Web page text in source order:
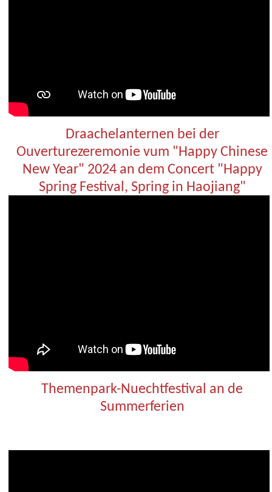
Draachelanternen bei der
Ouverturezeremonie vum "Happy Chinese
New Year" 2024 an dem Concert "Happy
Spring Festival, Spring in Haojiang"
Themenpark-Nuechtfestival an de
Summerferien